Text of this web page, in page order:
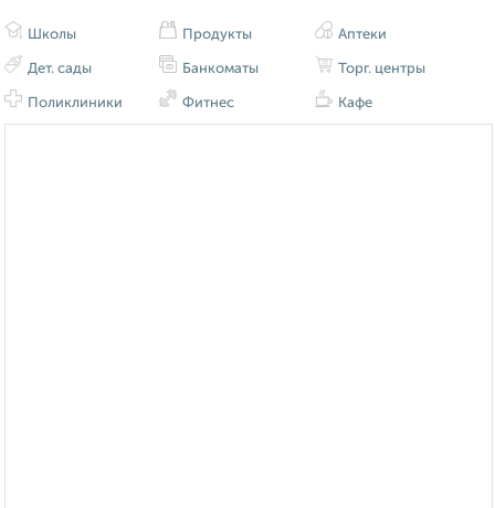
Школы
Дет. сады
Поликлиники
Продукты
Банкоматы
Фитнес
Аптеки
Торг. центры
Кафе